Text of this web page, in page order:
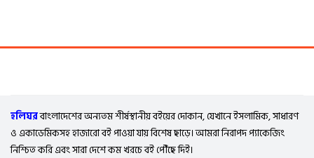
হলিঘরবাংলাদেশের অন্যতম শীর্ষস্থানীয় বইয়ের দোকান, যেখানে ইসলামিক, সাধারণ
ও একাডেমিকসহ হাজারো বই পাওয়া যায় বিশেষ ছাড়ে। আমরা নিরাপদ প্যাকেজিং
নিশ্চিত করি এবং সারা দেশে কম খরচে বই পৌঁছে দিই।